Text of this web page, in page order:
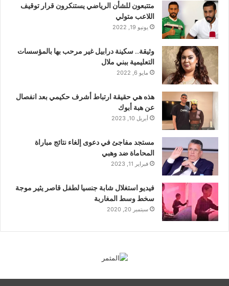
متتبعون للشأن الرياضي يستنكرون قرار توقيف
اللاعب متولي
يونيو 19, 2022
وثيقة.. سكينة درابيل غير مرحب بها بالمؤسسات
التعليمية ببني ملال
مايو 6, 2022
هذه هي حقيقة ارتباط أشرف حكيمي بعد انفصال
عن هبة أبوك
أبريل 10, 2023
مستجد مفاجئ في دعوى إلغاء نتائج مباراة
المحاماة ضد وهبي
فبراير 11, 2023
فيديو استغلال شابة جنسيا لطفل قاصر يثير موجة
سخط وسط المغاربة
سبتمبر 20, 2020